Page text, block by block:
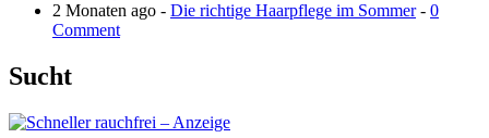
2 Monaten ago - Die richtige Haarpflege im Sommer- 0
Comment
Sucht